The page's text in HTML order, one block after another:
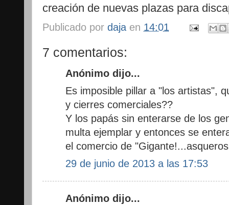
creación de nuevas plazas para
Publicado por daja en 14:01
7 comentarios:
Anónimo dijo...
Es imposible pillar a "los artistas",
y cierres comerciales??
Y los papás sin enterarse de los
multa ejemplar y entonces se
el comercio de
29 de junio de 2013 a las 17:53
Anónimo dijo...